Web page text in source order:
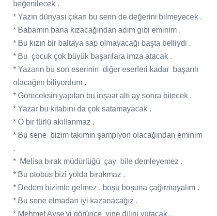
beğenilecek .
* Yazın dünyası çıkan bu serin de değerini bilmeyecek .
* Babamın bana kızacağından adım gibi eminim .
* Bu kızın bir baltaya sap olmayacağı başta belliydi .
* Bu çocuk çok büyük başarılara imza atacak .
* Yazarın bu son eserinin diğer eserleri kadar başarılı
olacağını biliyordum .
* Göreceksin yapılan bu inşaat altı ay sonra bitecek .
* Yazar bu kitabını da çok satamayacak .
* O bir türlü akıllanmaz .
* Bu sene bizim takımın şampiyon olacağından eminim
.
* Melisa bırak müdürlüğü çay bile demleyemez .
* Bu otobüs bizi yolda bırakmaz .
* Dedem bizimle gelmez , boşu boşuna çağırmayalım .
* Bu sene elmadan iyi kazanacağız .
* Mehmet Ayşe'yi görünce yine dilini yutacak .